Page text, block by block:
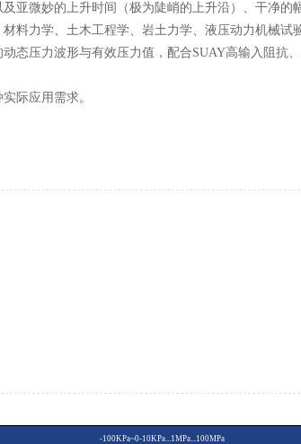
亚微妙的上升时间（极为陡峭的上升沿）、干净的
料力学、土木工程学、岩土力学、液压动力机械试
态压力波形与有效压力值，配合SUAY高输入阻抗
际应用需求。
-100KPa~0-10KPa...1MPa...100MPa